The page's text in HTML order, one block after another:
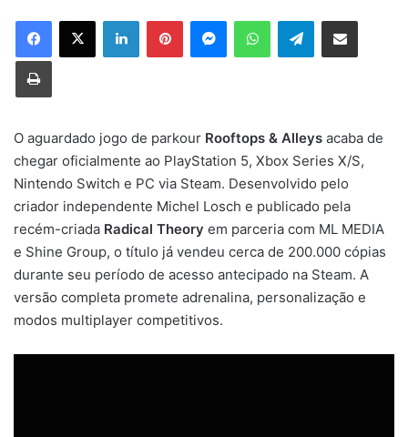
LinkedinPinterestMessengerWhatsAppTelegramCompartilhar via e-mail
Imprimir
O aguardado jogo de parkour Rooftops & Alleys acaba de
chegar oficialmente ao PlayStation 5, Xbox Series X/S,
Nintendo Switch e PC via Steam. Desenvolvido pelo
criador independente Michel Losch e publicado pela
recém-criada Radical Theory em parceria com ML MEDIA
e Shine Group, o título já vendeu cerca de 200.000 cópias
durante seu período de acesso antecipado na Steam. A
versão completa promete adrenalina, personalização e
modos multiplayer competitivos.